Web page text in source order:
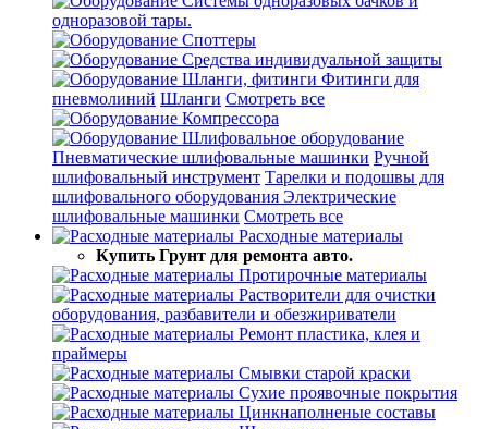
одноразовой тары.
Споттеры
Средства индивидуальной защиты
Шланги, фитинги Фитинги для
пневмолиний Шланги Смотреть все
Компрессора
Шлифовальное оборудование
Пневматические шлифовальные машинки Ручной
шлифовальный инструмент Тарелки и подошвы для
шлифовального оборудования Электрические
шлифовальные машинки Смотреть все
Расходные материалы
Купить Грунт для ремонта авто.
Протирочные материалы
Растворители для очистки
оборудования, разбавители и обезжириватели
Ремонт пластика, клея и
праймеры
Смывки старой краски
Сухие проявочные покрытия
Цинкнаполненые составы